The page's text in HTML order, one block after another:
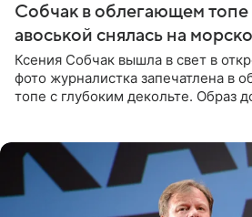
Собчак в облегающем топе
авоськой снялась на
Ксения Собчак вышла в свет в
фото журналистка запечатлена в
топе с глубоким декольте. Образ